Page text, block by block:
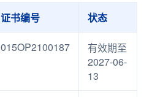
证书编号 状态
015OP2100187
有效期至
2027-06-
13